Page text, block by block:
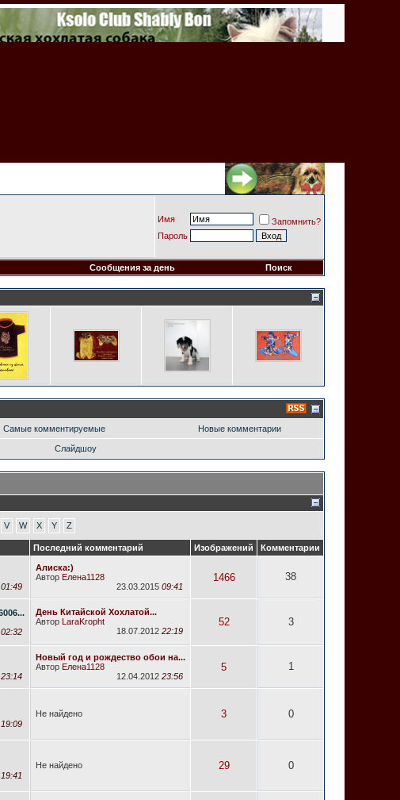
Имя
Запомнить?
Пароль
Сообщения за день Поиск
Самые комментируемые Новые комментарии
Слайдшоу
V W X Y Z
Последний комментарий Изображений Комментарии
01:49
Алиска:)
Автор Елена1128
23.03.2015 09:41
1466 38
02:32
День Китайской Хохлатой...
Автор LaraKropht
18.07.2012 22:19
52 3
23:14
Новый год и рождество обои на...
Автор Елена1128
12.04.2012 23:56
5 1
19:09
Не найдено 3 0
19:41
Не найдено 29 0